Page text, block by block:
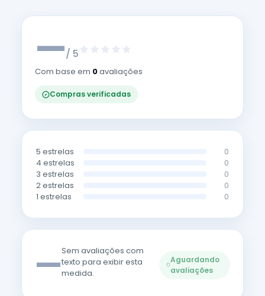
—/ 5
Com base em 0avaliações
Compras verificadas
5 estrelas 0
4 estrelas 0
3 estrelas 0
2 estrelas 0
1 estrelas 0
—Sem avaliações com
texto para exibir esta
medida.
Aguardando
avaliações